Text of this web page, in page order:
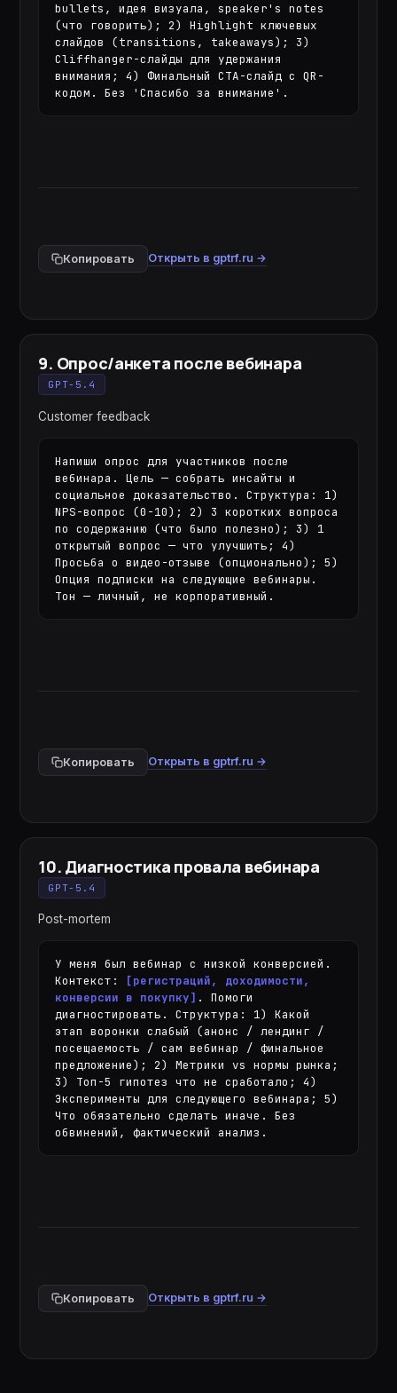
bullets, идея визуала, speaker's notes
(что говорить); 2) Highlight ключевых
слайдов (transitions, takeaways); 3)
Cliffhanger-слайды для удержания
внимания; 4) Финальный СТА-слайд с QR-
кодом. Без 'Спасибо за внимание'.
Копировать Открыть в gptrf.ru →
9. Опрос/анкета после вебинара
GPT-5.4
Customer feedback
Напиши опрос для участников после
вебинара. Цель — собрать инсайты и
социальное доказательство. Структура: 1)
NPS-вопрос (0-10); 2) 3 коротких вопроса
по содержанию (что было полезно); 3) 1
открытый вопрос — что улучшить; 4)
Просьба о видео-отзыве (опционально); 5)
Опция подписки на следующие вебинары.
Тон — личный, не корпоративный.
Копировать Открыть в gptrf.ru →
10. Диагностика провала вебинара
GPT-5.4
Post-mortem
У меня был вебинар с низкой конверсией.
Контекст: [регистраций, доходимости,
конверсии в покупку] . Помоги
диагностировать. Структура: 1) Какой
этап воронки слабый (анонс / лендинг /
посещаемость / сам вебинар / финальное
предложение); 2) Метрики vs нормы рынка;
3) Топ-5 гипотез что не сработало; 4)
Эксперименты для следующего вебинара; 5)
Что обязательно сделать иначе. Без
обвинений, фактический анализ.
Копировать Открыть в gptrf.ru →